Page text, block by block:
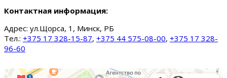
Контактная информация:
Адрес: ул.Щорса, 1, Минск, РБ
Тел.: +375 17 328-15-87, +375 44 575-08-00, +375 17 328-
96-60